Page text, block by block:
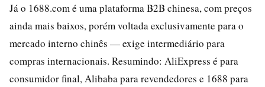
Já o 1688.com é uma plataforma B2B chinesa, com preços
ainda mais baixos, porém voltada exclusivamente para o
mercado interno chinês — exige intermediário para
compras internacionais. Resumindo: AliExpress é para
consumidor final, Alibaba para revendedores e 1688 para